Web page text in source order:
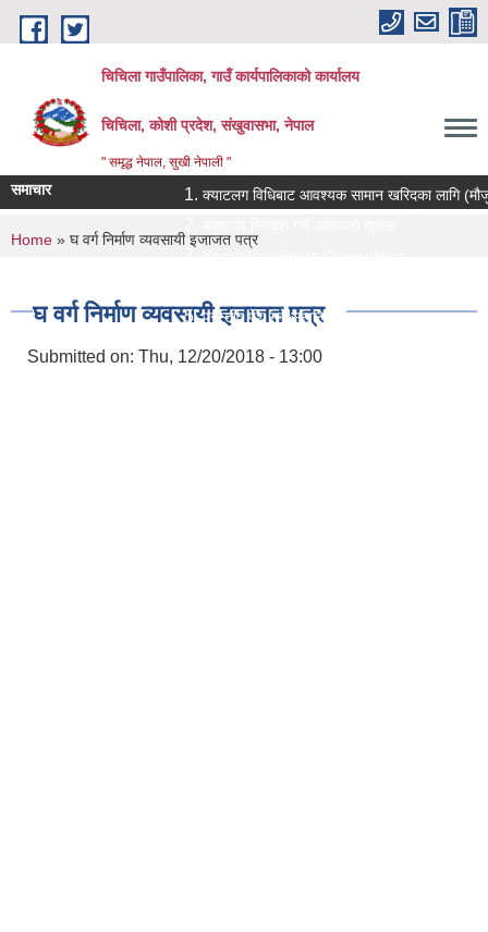
Skip to main content
चिचिला गाउँपालिका, गाउँ कार्यपालिकाको कार्यालय
चिचिला, कोशी प्रदेश, संखुवासभा, नेपाल
" समृद्ध नेपाल, सुखी नेपाली "
समाचार
क्याटलग विधिबाट आवश्यक सामान खरिदका लागि (मौजुदा
प्रस्ताव पेश गर्ने सम्बन्धि सुचना ।।
You are here
Home » घ वर्ग निर्माण व्यवसायी इजाजत पत्र
घ वर्ग निर्माण व्यवसायी इजाजत पत्र
Submitted on: Thu, 12/20/2018 - 13:00